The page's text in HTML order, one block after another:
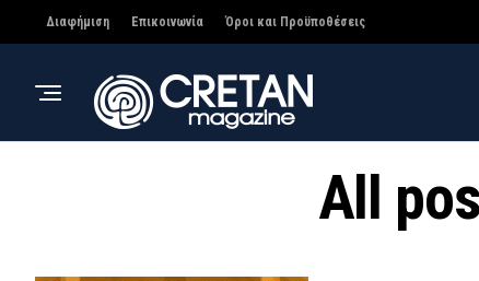
Διαφήμιση Επικοινωνία Όροι και Προϋποθέσεις
All